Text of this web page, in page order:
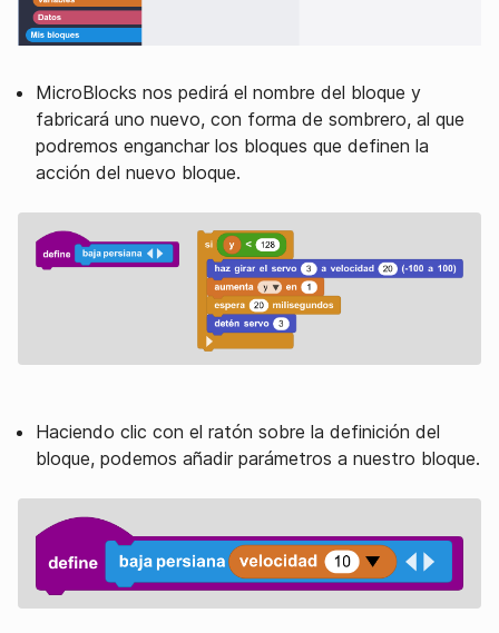
MicroBlocks nos pedirá el nombre del bloque y
fabricará uno nuevo, con forma de sombrero, al que
podremos enganchar los bloques que definen la
acción del nuevo bloque.
Haciendo clic con el ratón sobre la definición del
bloque, podemos añadir parámetros a nuestro bloque.